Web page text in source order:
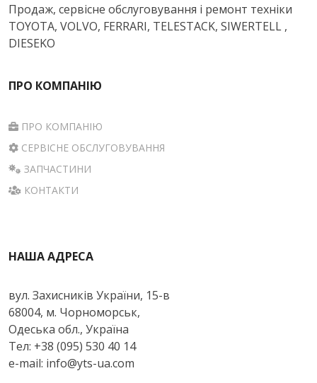
Продаж, сервісне обслуговування і ремонт техніки
TOYOTA, VOLVO, FERRARI, TELESTACK, SIWERTELL ,
DIESEKO
ПРО КОМПАНІЮ
ПРО КОМПАНІЮ
СЕРВІСНЕ ОБСЛУГОВУВАННЯ
ЗАПЧАСТИНИ
КОНТАКТИ
НАША АДРЕСА
вул. Захисників України, 15-в
68004, м. Чорноморськ,
Одеська обл., Україна
Тел: +38 (095) 530 40 14
e-mail: info@yts-ua.com